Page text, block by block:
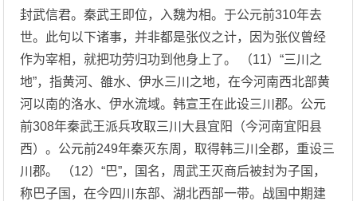
封武信君。秦武王即位，入魏为相。于公元前310年去
世。此句以下诸事，并非都是张仪之计，因为张仪曾经
作为宰相，就把功劳归功到他身上了。 （11）“三川之
地”，指黄河、雒水、伊水三川之地，在今河南西北部黄
河以南的洛水、伊水流域。韩宣王在此设三川郡。公元
前308年秦武王派兵攻取三川大县宜阳（今河南宜阳县
西）。公元前249年秦灭东周，取得韩三川全郡，重设三
川郡。 （12）“巴”，国名，周武王灭商后被封为子国，
称巴子国，在今四川东部、湖北西部一带。战国中期建